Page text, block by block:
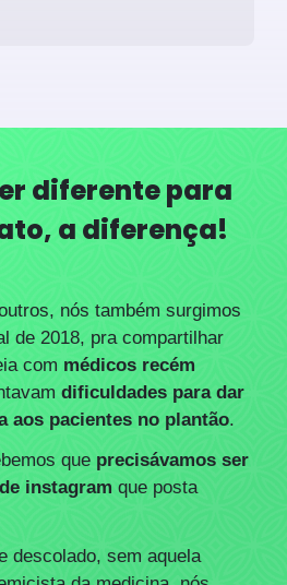
diferente para
a diferença!
nós também surgimos
de 2018, pra compartilhar
com médicos recém
dificuldades para dar
aos pacientes no plantão.
que precisávamos ser
instagram que posta
descolado, sem aquela